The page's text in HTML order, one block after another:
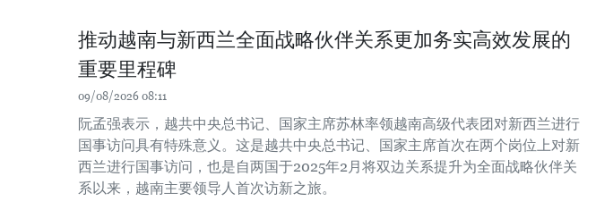
推动越南与新西兰全面战略伙伴关系更加务实高效发展的
重要里程碑
09/08/2026 08:11
阮孟强表示，越共中央总书记、国家主席苏林率领越南高级代表团对新西兰进行
国事访问具有特殊意义。这是越共中央总书记、国家主席首次在两个岗位上对新
西兰进行国事访问，也是自两国于2025年2月将双边关系提升为全面战略伙伴关
系以来，越南主要领导人首次访新之旅。